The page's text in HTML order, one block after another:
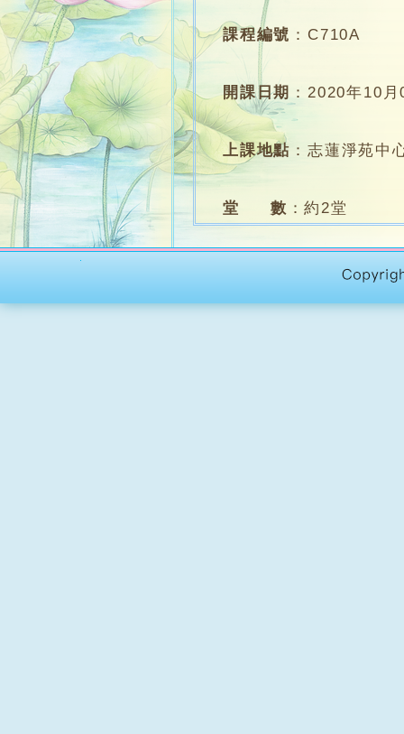
課程編號 ： C710A
開課日期 ：2020年10月
上課地點 ：志蓮淨苑中
堂 數 ：約2堂
約12人